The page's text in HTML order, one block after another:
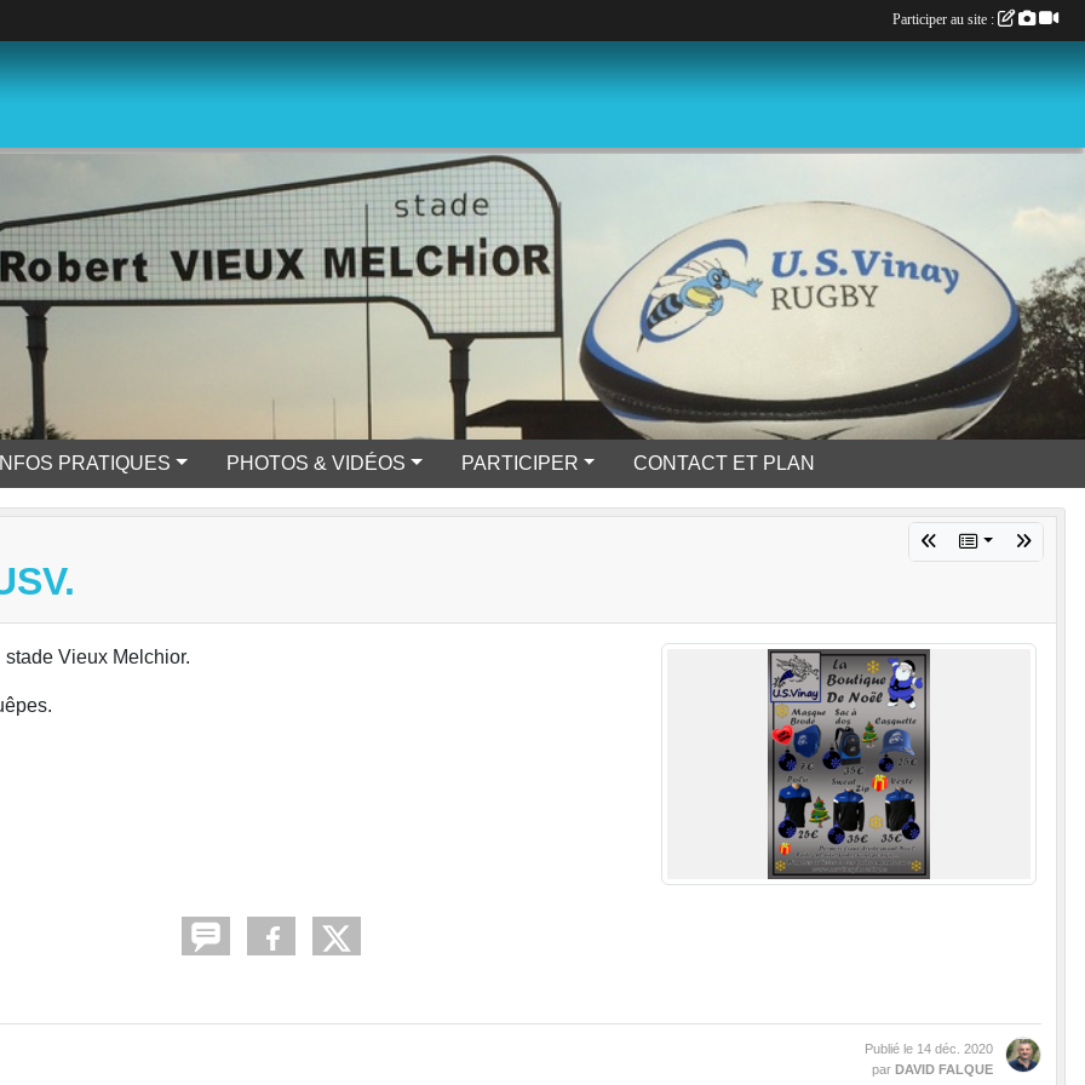
INFOS PRATIQUES PHOTOS & VIDÉOS PARTICIPER CONTACT ET PLAN
Vieux Melchior.
Publié le 14 déc. 2020
par DAVID FALQUE
Participer au site :